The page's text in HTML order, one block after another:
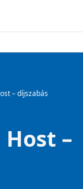
– díjszabás
–